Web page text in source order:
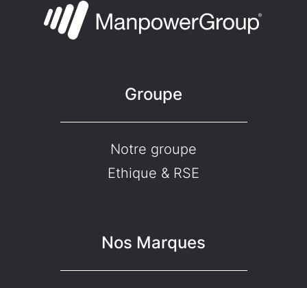
Groupe
Notre groupe
Ethique & RSE
Nos Marques